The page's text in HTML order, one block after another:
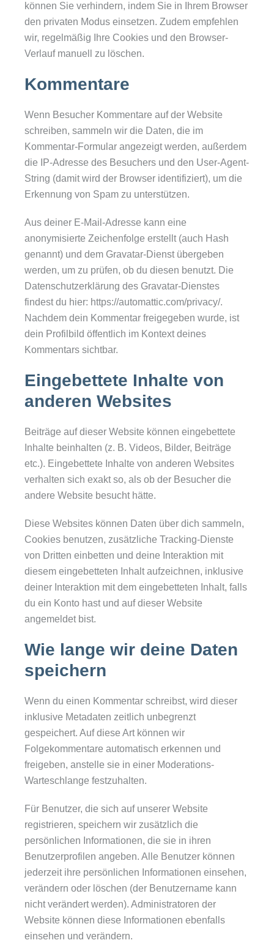
können Sie verhindern, indem Sie in Ihrem Browser
den privaten Modus einsetzen. Zudem empfehlen
wir, regelmäßig Ihre Cookies und den Browser-
Verlauf manuell zu löschen.
Kommentare
Wenn Besucher Kommentare auf der Website
schreiben, sammeln wir die Daten, die im
Kommentar-Formular angezeigt werden, außerdem
die IP-Adresse des Besuchers und den User-Agent-
String (damit wird der Browser identifiziert), um die
Erkennung von Spam zu unterstützen.
Aus deiner E-Mail-Adresse kann eine
anonymisierte Zeichenfolge erstellt (auch Hash
genannt) und dem Gravatar-Dienst übergeben
werden, um zu prüfen, ob du diesen benutzt. Die
Datenschutzerklärung des Gravatar-Dienstes
findest du hier: https://automattic.com/privacy/.
Nachdem dein Kommentar freigegeben wurde, ist
dein Profilbild öffentlich im Kontext deines
Kommentars sichtbar.
Eingebettete Inhalte von
anderen Websites
Beiträge auf dieser Website können eingebettete
Inhalte beinhalten (z. B. Videos, Bilder, Beiträge
etc.). Eingebettete Inhalte von anderen Websites
verhalten sich exakt so, als ob der Besucher die
andere Website besucht hätte.
Diese Websites können Daten über dich sammeln,
Cookies benutzen, zusätzliche Tracking-Dienste
von Dritten einbetten und deine Interaktion mit
diesem eingebetteten Inhalt aufzeichnen, inklusive
deiner Interaktion mit dem eingebetteten Inhalt, falls
du ein Konto hast und auf dieser Website
angemeldet bist.
Wie lange wir deine Daten
speichern
Wenn du einen Kommentar schreibst, wird dieser
inklusive Metadaten zeitlich unbegrenzt
gespeichert. Auf diese Art können wir
Folgekommentare automatisch erkennen und
freigeben, anstelle sie in einer Moderations-
Warteschlange festzuhalten.
Für Benutzer, die sich auf unserer Website
registrieren, speichern wir zusätzlich die
persönlichen Informationen, die sie in ihren
Benutzerprofilen angeben. Alle Benutzer können
jederzeit ihre persönlichen Informationen einsehen,
verändern oder löschen (der Benutzername kann
nicht verändert werden). Administratoren der
Website können diese Informationen ebenfalls
einsehen und verändern.